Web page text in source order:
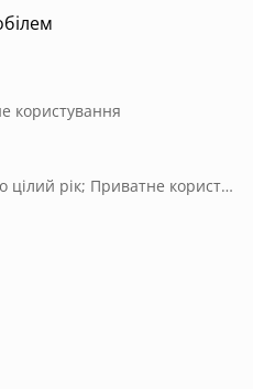
користування
За окрему плату; Доступно цілий рік; Приватне користування; З підігрівом